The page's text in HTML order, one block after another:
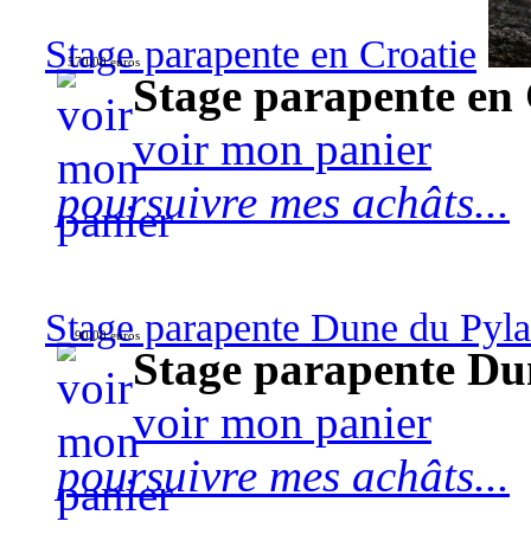
Stage parapente en Croatie
570,00 euros
Stage parapente
voir mon panier
poursuivre mes achâts...
Stage parapente Dune du
90,00 euros
Stage parapente
voir mon panier
poursuivre mes achâts...